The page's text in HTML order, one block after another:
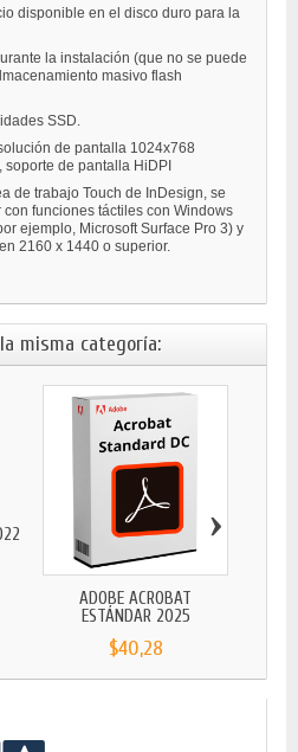
disponible en el disco duro para la
la instalación (que no se puede
masivo flash
SSD.
de pantalla 1024x768
de pantalla HiDPI
de trabajo Touch de InDesign, se
funciones táctiles con Windows
ejemplo, Microsoft Surface Pro 3) y
2160 x 1440 o superior.
misma categoría:
ADOBE ACROBAT
ESTÁNDAR 2025
$40,28
›